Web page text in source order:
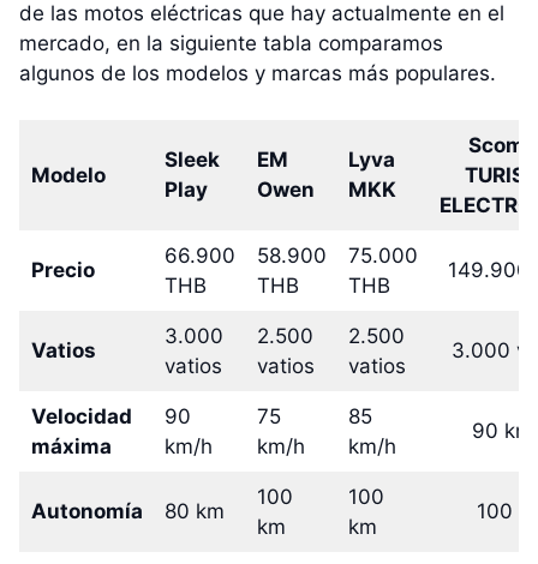
de las motos eléctricas que hay actualmente en el
mercado, en la siguiente tabla comparamos
algunos de los modelos y marcas más populares.
Modelo
Sleek
Play
EM
Owen
Lyva
MKK
Precio
66.900
THB
58.900
THB
75.000
THB
149.900
Vatios
3.000
vatios
2.500
vatios
2.500
vatios
3.000
Velocidad
máxima
90
km/h
75
km/h
85
km/h
90
Autonomía 80 km
100
km
100
km
100